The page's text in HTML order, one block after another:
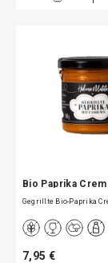
Bio Paprika
Gegrillte Bio-Paprika
7,95 €